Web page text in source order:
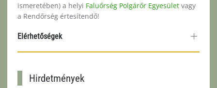
ismeretében) a helyi Faluőrség Polgárőr Egyesület vagy
a Rendőrség értesítendő!
Elérhetőségek
Hirdetmények